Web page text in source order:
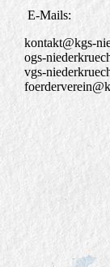
E-Mails:
kontakt@kgs-
ogs-
vgs-